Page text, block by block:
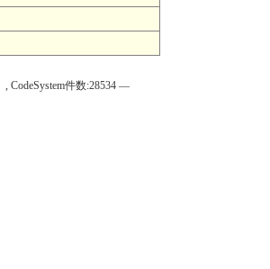
CodeSystem件数:28534 —